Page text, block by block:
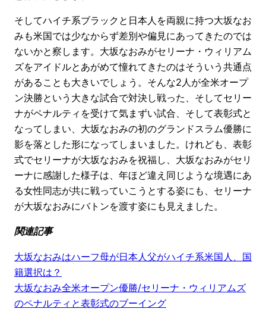
そしてハイチ系ブラックと日本人を両親に持つ大坂なお
みも米国では少なからず差別や偏見にあってきたのでは
ないかと察します。大坂なおみがセリーナ・ウィリアム
ズをアイドルとあがめて憧れてきたのはそういう共通点
があることも大きいでしょう。そんな2人が全米オープ
ン決勝という大きな試合で対決し戦った、そしてセリー
ナがペナルティを受けて気まずい試合、そして表彰式と
なってしまい、大坂なおみの初のグランドスラム優勝に
影を落とした形になってしまいました。けれども、表彰
式でセリーナが大坂なおみを祝福し、大坂なおみがセリ
ーナに感謝した様子は、年ほど違え同じような境遇にあ
る女性同志が共に戦っていこうとする姿にも、セリーナ
が大坂なおみにバトンを渡す姿にも見えました。
関連記事
大坂なおみはハーフ母が日本人父がハイチ系米国人、国
籍選択は？
大坂なおみ全米オープン優勝/セリーナ・ウィリアムズ
のペナルティと表彰式のブーイング